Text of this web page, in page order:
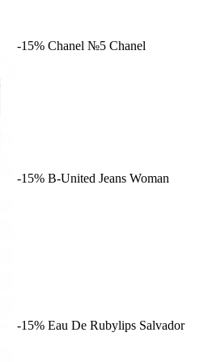
-15% Chanel №5 Chanel
-15% B-United Jeans Woman
-15% Eau De Rubylips Salvador